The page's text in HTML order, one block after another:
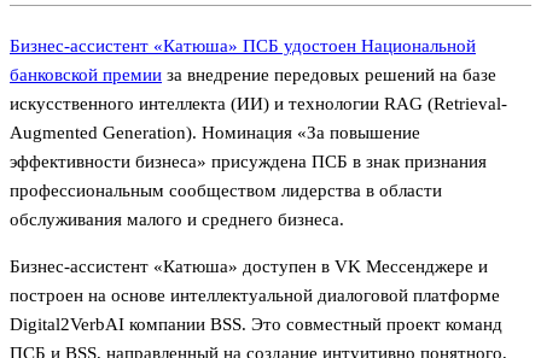
Бизнес-ассистент «Катюша» ПСБ удостоен Национальной
банковской премии за внедрение передовых решений на базе
искусственного интеллекта (ИИ) и технологии RAG (Retrieval-
Augmented Generation). Номинация «За повышение
эффективности бизнеса» присуждена ПСБ в знак признания
профессиональным сообществом лидерства в области
обслуживания малого и среднего бизнеса.
Бизнес-ассистент «Катюша» доступен в VK Мессенджере и
построен на основе интеллектуальной диалоговой платформе
Digital2VerbAI компании BSS. Это совместный проект команд
ПСБ и BSS, направленный на создание интуитивно понятного,